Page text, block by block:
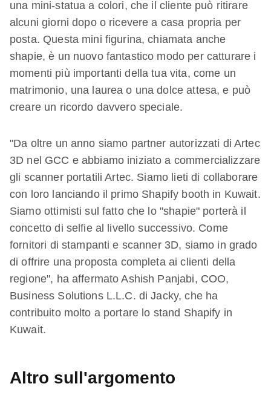
una mini-statua a colori, che il cliente può ritirare
alcuni giorni dopo o ricevere a casa propria per
posta. Questa mini figurina, chiamata anche
shapie, è un nuovo fantastico modo per catturare i
momenti più importanti della tua vita, come un
matrimonio, una laurea o una dolce attesa, e può
creare un ricordo davvero speciale.
"Da oltre un anno siamo partner autorizzati di Artec
3D nel GCC e abbiamo iniziato a commercializzare
gli scanner portatili Artec. Siamo lieti di collaborare
con loro lanciando il primo Shapify booth in Kuwait.
Siamo ottimisti sul fatto che lo "shapie" porterà il
concetto di selfie al livello successivo. Come
fornitori di stampanti e scanner 3D, siamo in grado
di offrire una proposta completa ai clienti della
regione", ha affermato Ashish Panjabi, COO,
Business Solutions L.L.C. di Jacky, che ha
contribuito molto a portare lo stand Shapify in
Kuwait.
Altro sull'argomento